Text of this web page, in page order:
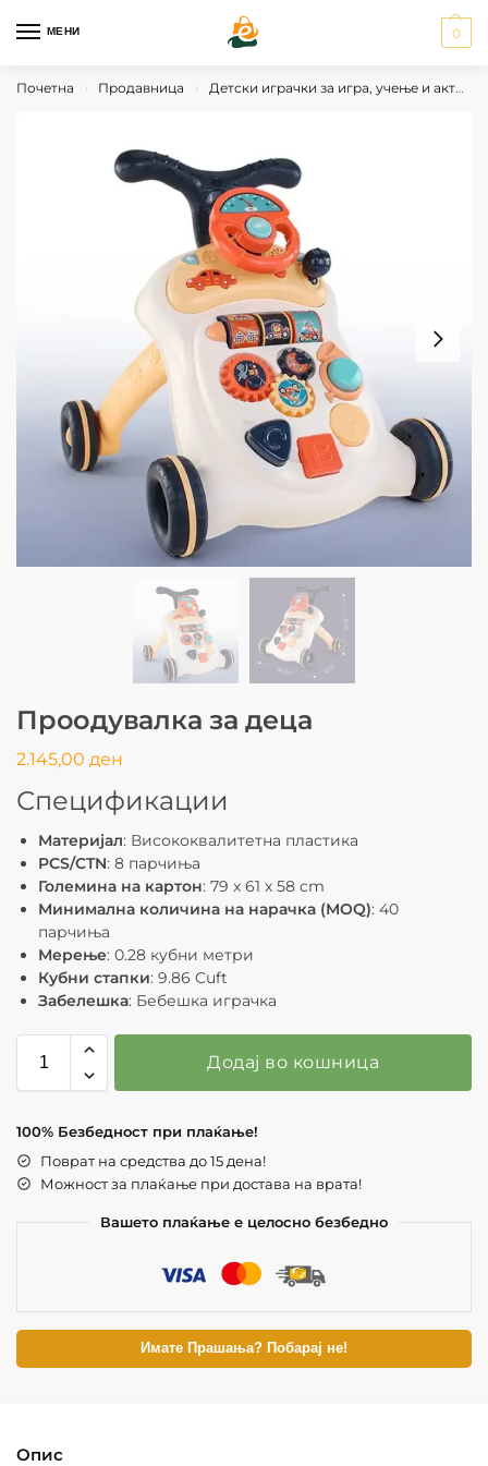
МЕНИ 0
Почетна › Продавница › Детски играчки за игра, учење и активности
Проодувалка за деца
2.145,00 ден
Спецификации
Материјал: Висококвалитетна пластика
PCS/CTN: 8 парчиња
Големина на картон: 79 x 61 x 58 cm
Минимална количина на нарачка (MOQ): 40
парчиња
Мерење: 0.28 кубни метри
Кубни стапки: 9.86 Cuft
Забелешка: Бебешка играчка
Додај во кошница
100% Безбедност при плаќање!
Поврат на средства до 15 дена!
Можност за плаќање при достава на врата!
Вашето плаќање е целосно безбедно
Имате Прашања? Побарај не!
Опис